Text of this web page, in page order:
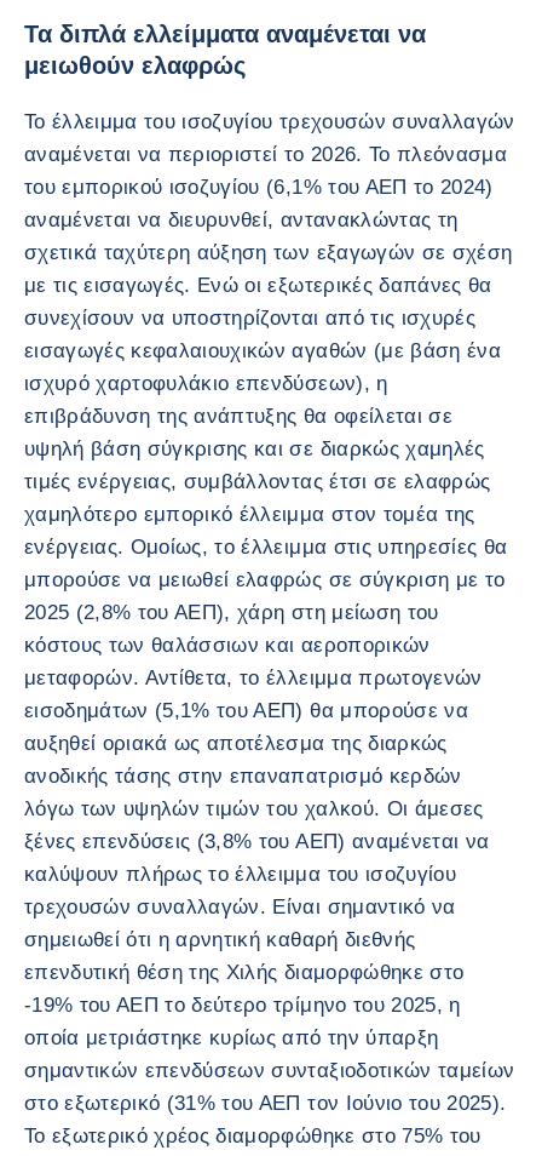
Τα διπλά ελλείμματα αναμένεται να
μειωθούν ελαφρώς
Το έλλειμμα του ισοζυγίου τρεχουσών συναλλαγών
αναμένεται να περιοριστεί το 2026. Το πλεόνασμα
του εμπορικού ισοζυγίου (6,1% του ΑΕΠ το 2024)
αναμένεται να διευρυνθεί, αντανακλώντας τη
σχετικά ταχύτερη αύξηση των εξαγωγών σε σχέση
με τις εισαγωγές. Ενώ οι εξωτερικές δαπάνες θα
συνεχίσουν να υποστηρίζονται από τις ισχυρές
εισαγωγές κεφαλαιουχικών αγαθών (με βάση ένα
ισχυρό χαρτοφυλάκιο επενδύσεων), η
επιβράδυνση της ανάπτυξης θα οφείλεται σε
υψηλή βάση σύγκρισης και σε διαρκώς χαμηλές
τιμές ενέργειας, συμβάλλοντας έτσι σε ελαφρώς
χαμηλότερο εμπορικό έλλειμμα στον τομέα της
ενέργειας. Ομοίως, το έλλειμμα στις υπηρεσίες θα
μπορούσε να μειωθεί ελαφρώς σε σύγκριση με το
2025 (2,8% του ΑΕΠ), χάρη στη μείωση του
κόστους των θαλάσσιων και αεροπορικών
μεταφορών. Αντίθετα, το έλλειμμα πρωτογενών
εισοδημάτων (5,1% του ΑΕΠ) θα μπορούσε να
αυξηθεί οριακά ως αποτέλεσμα της διαρκώς
ανοδικής τάσης στην επαναπατρισμό κερδών
λόγω των υψηλών τιμών του χαλκού. Οι άμεσες
ξένες επενδύσεις (3,8% του ΑΕΠ) αναμένεται να
καλύψουν πλήρως το έλλειμμα του ισοζυγίου
τρεχουσών συναλλαγών. Είναι σημαντικό να
σημειωθεί ότι η αρνητική καθαρή διεθνής
επενδυτική θέση της Χιλής διαμορφώθηκε στο
-19% του ΑΕΠ το δεύτερο τρίμηνο του 2025, η
οποία μετριάστηκε κυρίως από την ύπαρξη
σημαντικών επενδύσεων συνταξιοδοτικών ταμείων
στο εξωτερικό (31% του ΑΕΠ τον Ιούνιο του 2025).
Το εξωτερικό χρέος διαμορφώθηκε στο 75% του